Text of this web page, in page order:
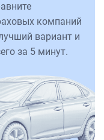
компаний
вариант и
за 5 минут.